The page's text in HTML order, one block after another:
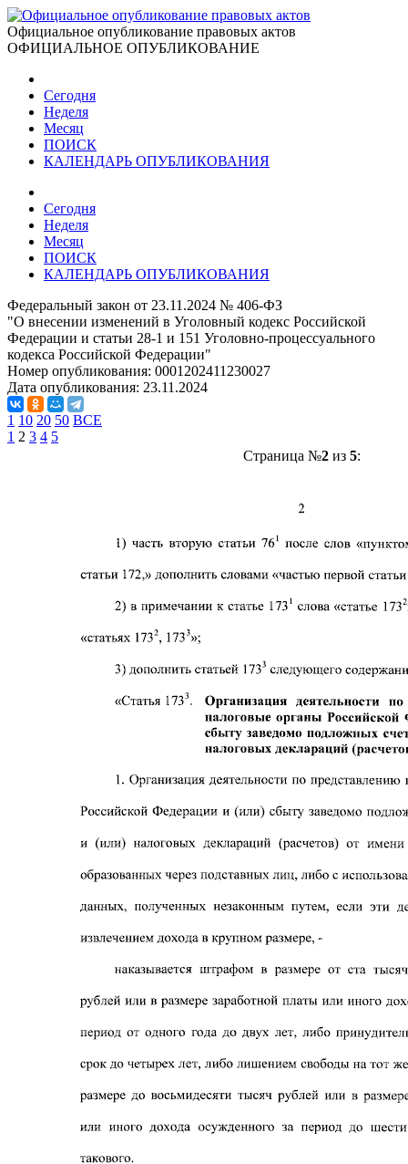
Официальное опубликование правовых актов
ОФИЦИАЛЬНОЕ ОПУБЛИКОВАНИЕ
Сегодня
Неделя
Месяц
ПОИСК
КАЛЕНДАРЬ ОПУБЛИКОВАНИЯ
Сегодня
Неделя
Месяц
ПОИСК
КАЛЕНДАРЬ ОПУБЛИКОВАНИЯ
Федеральный закон от 23.11.2024 № 406-ФЗ
"О внесении изменений в Уголовный кодекс Российской
Федерации и статьи 28-1 и 151 Уголовно-процессуального
кодекса Российской Федерации"
Номер опубликования: 0001202411230027
Дата опубликования: 23.11.2024
1 10 20 50 ВСЕ
1 2 3 4 5
Страница №2из 5: